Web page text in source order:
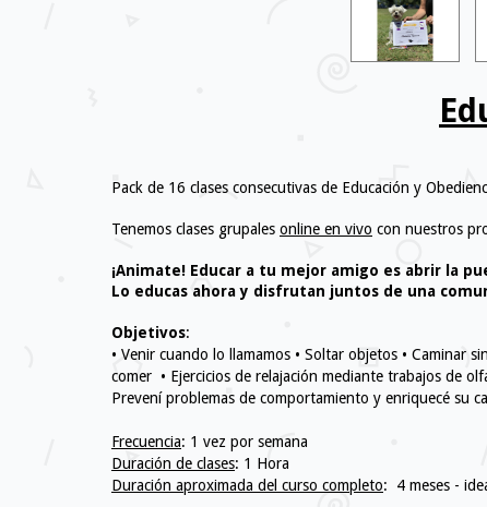
Pack de 16 clases consecutivas de Educación y
Tenemos clases grupales online en vivo con nuestros
¡Animate! Educar a tu mejor amigo es abrir la
Lo educas ahora y disfrutan juntos de una
Objetivos:
• Venir cuando lo llamamos • Soltar objetos • Caminar
comer • Ejercicios de relajación mediante trabajos de
Prevení problemas de comportamiento y enriquecé su
Frecuencia: 1 vez por semana
Duración de clases: 1 Hora
Duración aproximada del curso completo: 4 meses -